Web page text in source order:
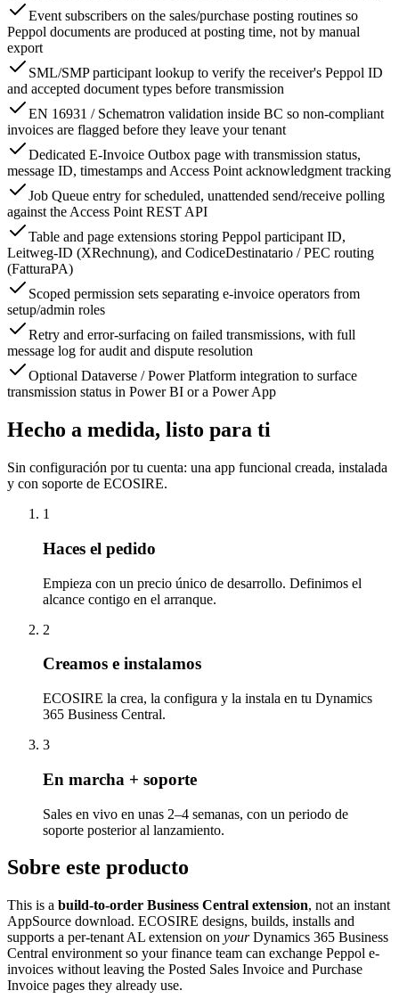
Event subscribers on the sales/purchase posting routines so
Peppol documents are produced at posting time, not by manual
export
SML/SMP participant lookup to verify the receiver's Peppol ID
and accepted document types before transmission
EN 16931 / Schematron validation inside BC so non-compliant
invoices are flagged before they leave your tenant
Dedicated E-Invoice Outbox page with transmission status,
message ID, timestamps and Access Point acknowledgment tracking
Job Queue entry for scheduled, unattended send/receive polling
against the Access Point REST API
Table and page extensions storing Peppol participant ID,
Leitweg-ID (XRechnung), and CodiceDestinatario / PEC routing
(FatturaPA)
Scoped permission sets separating e-invoice operators from
setup/admin roles
Retry and error-surfacing on failed transmissions, with full
message log for audit and dispute resolution
Optional Dataverse / Power Platform integration to surface
transmission status in Power BI or a Power App
Hecho a medida, listo para ti
Sin configuración por tu cuenta: una app funcional creada, instalada
y con soporte de ECOSIRE.
1
Haces el pedido
Empieza con un precio único de desarrollo. Definimos el
alcance contigo en el arranque.
2
Creamos e instalamos
ECOSIRE la crea, la configura y la instala en tu Dynamics
365 Business Central.
3
En marcha + soporte
Sales en vivo en unas 2–4 semanas, con un periodo de
soporte posterior al lanzamiento.
Sobre este producto
This is a build-to-order Business Central extension, not an instant
AppSource download. ECOSIRE designs, builds, installs and
supports a per-tenant AL extension on yourDynamics 365 Business
Central environment so your finance team can exchange Peppol e-
invoices without leaving the Posted Sales Invoice and Purchase
Invoice pages they already use.